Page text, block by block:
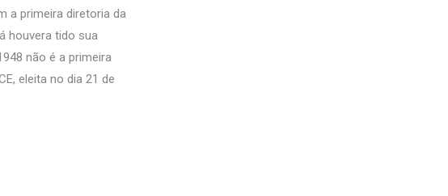
a primeira diretoria da
houvera tido sua
não é a primeira
eleita no dia 21 de